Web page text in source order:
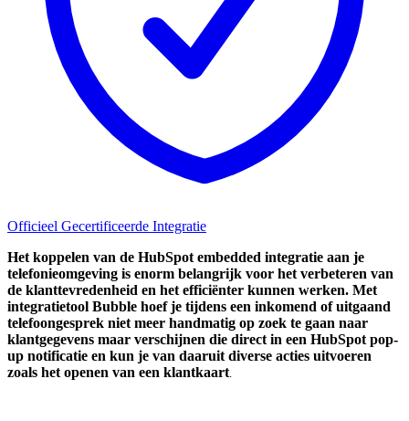
Officieel Gecertificeerde Integratie
Het koppelen van de HubSpot embedded integratie aan je
telefonieomgeving is enorm belangrijk voor het verbeteren van
de klanttevredenheid en het efficiënter kunnen werken. Met
integratietool Bubble hoef je tijdens een inkomend of uitgaand
telefoongesprek niet meer handmatig op zoek te gaan naar
klantgegevens maar verschijnen die direct in een HubSpot pop-
up notificatie en kun je van daaruit diverse acties uitvoeren
zoals het openen van een klantkaart.